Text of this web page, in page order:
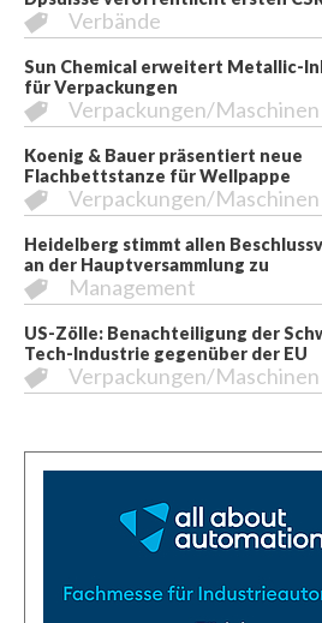
Verbände
Sun Chemical erweitert Metallic-
für Verpackungen
Verpackungen/Maschinen
Koenig & Bauer präsentiert neue
Flachbettstanze für Wellpappe
Verpackungen/Maschinen
Heidelberg stimmt allen
an der Hauptversammlung zu
Management
US-Zölle: Benachteiligung der
Tech-Industrie gegenüber der EU
Verpackungen/Maschinen